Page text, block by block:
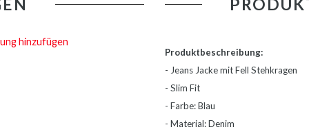
hinzufügen
Produktbeschreibung:
- Jeans Jacke mit Fell Stehkragen
- Slim Fit
- Farbe: Blau
- Material: Denim